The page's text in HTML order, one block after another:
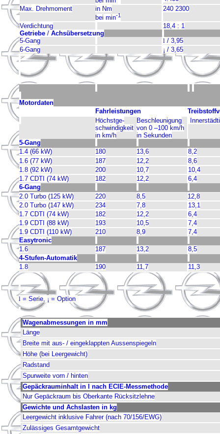
Max. Drehmoment
in Nm
bei min-1
240 2300
Verdichtung
18,4 : 1
Getriebe/Achsübersetzung
5-Gang
l / 3,95
6-Gang
¡ / 3,65
Motordaten
Fahrleistungen
Höchstge­
schwindigkeit
in km/h
Beschleunigung
von 0 –100 km/h
in Sekunden
5-Gang
1.4 (66 kW)
180 13,6
8,2
1.6 (77 kW)
187 12,2
8,6
1.8 (92 kW)
200 10,7
10,4
1.7 CDTI (74 kW)
182 12,2
6,4
6-Gang
2.0 Turbo (125 kW)
220 8,5
12,8
2.0 Turbo (147 kW)
234 7,8
13,1
1.7 CDTI (74 kW)
182 12,2
6,4
1.9 CDTI (88 kW)
193 10,5
7,4
1.9 CDTI (110 kW)
210 8,9
7,4
Easytronic
1.6
187 13,2
8,5
4-Stufen-Automatik
1.8
190 11,7 11,3
l = Serie, ¡ = Option
Wagenabmessungen in mm
Länge
Breite mit aus- / eingeklappten Aussenspiegeln
Höhe (bei Leergewicht)
Radstand
Spurweite vorn / hinten
Gepäckrauminhalt in l nach ECIE-Messmethode
Nur Gepäckraum bis Oberkante Rücksitzlehne
Gewichte und Achslasten in kg
Leergewicht inklusive Fahrer (nach 70/156/EWG)
Zulässiges Gesamtgewicht